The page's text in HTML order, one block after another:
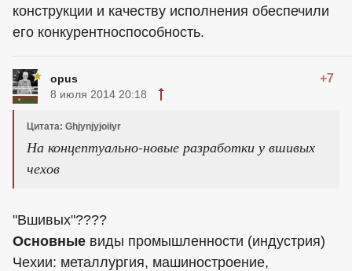
конструкции и качеству исполнения обеспечили
его конкурентноспособность.
opus +7
8 июля 2014 20:18
Цитата: Ghjynjyjoiiyr
На концептуально-новые разработки у вшивых
чехов
"Вшивых"????
Основные виды промышленности (индустрия)
Чехии: металлургия, машиностроение,